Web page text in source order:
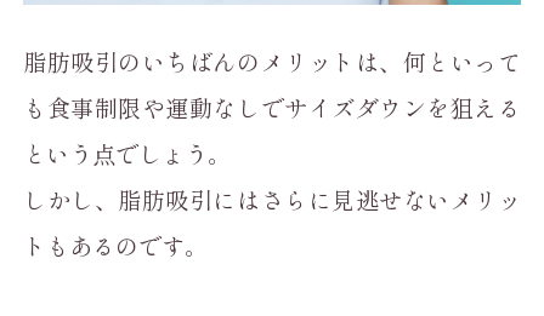
脂肪吸引のいちばんのメリットは、何といって
も食事制限や運動なしでサイズダウンを狙える
という点でしょう。
しかし、脂肪吸引にはさらに見逃せないメリッ
トもあるのです。